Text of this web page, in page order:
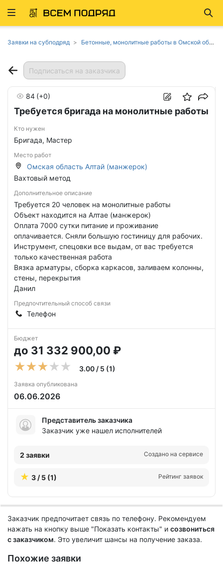
Развернуть
Заявки на субподряд Бетонные, монолитные работы в Омской области
Подписаться на заказчика
Требуется бригада на монолитные работы
84 (+0)
Кто нужен
Бригада, Мастер
Место работ
Омская область Алтай (манжерок)
Вахтовый метод
Дополнительное описание
Требуется 20 человек на монолитные работы
Объект находится на Алтае (манжерок)
Оплата 7000 сутки питание и проживание
оплачивается. Сняли большую гостиницу для рабочих.
Инструмент, спецовки все выдам, от вас требуется
только качественная работа
Вязка арматуры, сборка каркасов, заливаем колонны,
стены, перекрытия
Данил
Предпочтительный способ связи
Телефон
Бюджет
до 31 332 900,00 ₽
3.00 / 5 (1)
Заявка опубликована
06.06.2026
Представитель заказчика
Заказчик уже нашел исполнителей
2 заявки Создано на сервисе
3 / 5 (1) Рейтинг заявок
Заказчик предпочитает связь по телефону. Рекомендуем
нажать на кнопку выше "Показать контакты" и созвониться
с заказчиком. Это увеличит шансы на получение заказа.
Похожие заявки